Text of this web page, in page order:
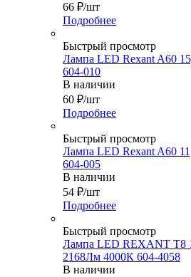
66 ₽/шт
Подробнее
Быстрый просмотр
Лампа LED Rexant A60
604-010
В наличии
60 ₽/шт
Подробнее
Быстрый просмотр
Лампа LED Rexant A60
604-005
В наличии
54 ₽/шт
Подробнее
Быстрый просмотр
Лампа LED REXANT T8
2168Лм 4000К 604-4058
В наличии